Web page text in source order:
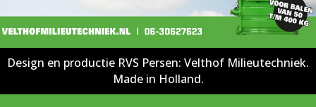
Design en productie RVS Persen: Velthof Milieutechniek.
Made in Holland.